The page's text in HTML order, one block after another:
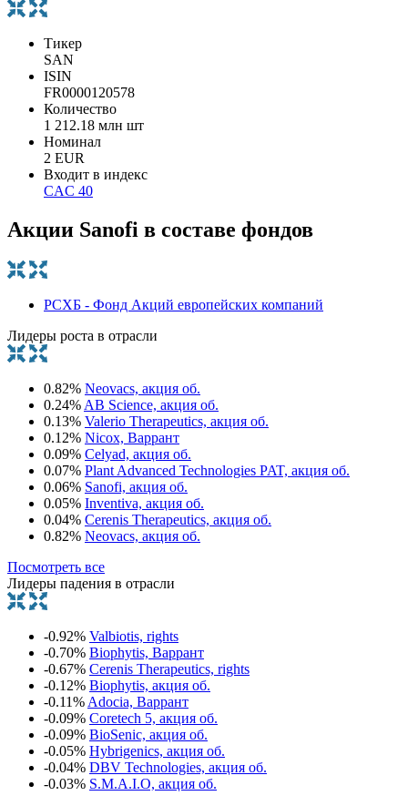
Тикер
SAN
ISIN
FR0000120578
Количество
1 212.18 млн шт
Номинал
2 EUR
Входит в индекс
CAC 40
Акции Sanofi в составе фондов
РСХБ - Фонд Акций европейских компаний
Лидеры роста в отрасли
0.82% Neovacs, акция об.
0.24% AB Science, акция об.
0.13% Valerio Therapeutics, акция об.
0.12% Nicox, Варрант
0.09% Celyad, акция об.
0.07% Plant Advanced Technologies PAT, акция об.
0.06% Sanofi, акция об.
0.05% Inventiva, акция об.
0.04% Cerenis Therapeutics, акция об.
0.82% Neovacs, акция об.
Посмотреть все
Лидеры падения в отрасли
-0.92% Valbiotis, rights
-0.70% Biophytis, Варрант
-0.67% Cerenis Therapeutics, rights
-0.12% Biophytis, акция об.
-0.11% Adocia, Варрант
-0.09% Coretech 5, акция об.
-0.09% BioSenic, акция об.
-0.05% Hybrigenics, акция об.
-0.04% DBV Technologies, акция об.
-0.03% S.M.A.I.O, акция об.